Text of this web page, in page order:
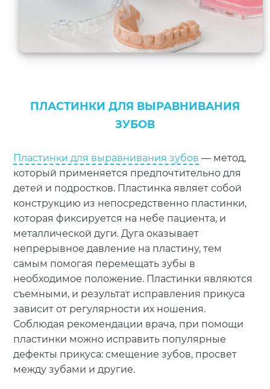
ПЛАСТИНКИ ДЛЯ ВЫРАВНИВАНИЯ
ЗУБОВ
Пластинки для выравнивания зубов — метод,
который применяется предпочтительно для
детей и подростков. Пластинка являет собой
конструкцию из непосредственно пластинки,
которая фиксируется на небе пациента, и
металлической дуги. Дуга оказывает
непрерывное давление на пластину, тем
самым помогая перемещать зубы в
необходимое положение. Пластинки являются
съемными, и результат исправления прикуса
зависит от регулярности их ношения.
Соблюдая рекомендации врача, при помощи
пластинки можно исправить популярные
дефекты прикуса: смещение зубов, просвет
между зубами и другие.